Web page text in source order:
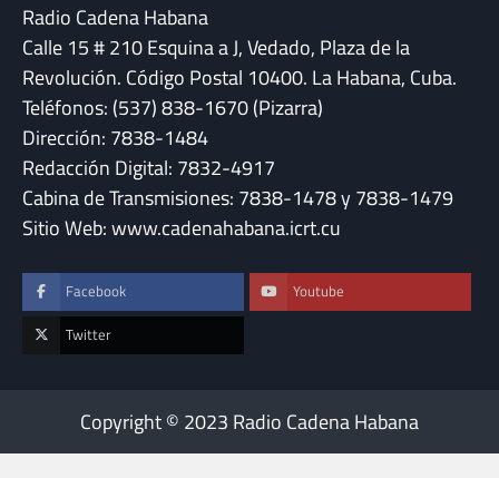
Radio Cadena Habana
Calle 15 # 210 Esquina a J, Vedado, Plaza de la
Revolución. Código Postal 10400. La Habana, Cuba.
Teléfonos: (537) 838-1670 (Pizarra)
Dirección: 7838-1484
Redacción Digital: 7832-4917
Cabina de Transmisiones: 7838-1478 y 7838-1479
Sitio Web: www.cadenahabana.icrt.cu
Facebook Youtube
Twitter